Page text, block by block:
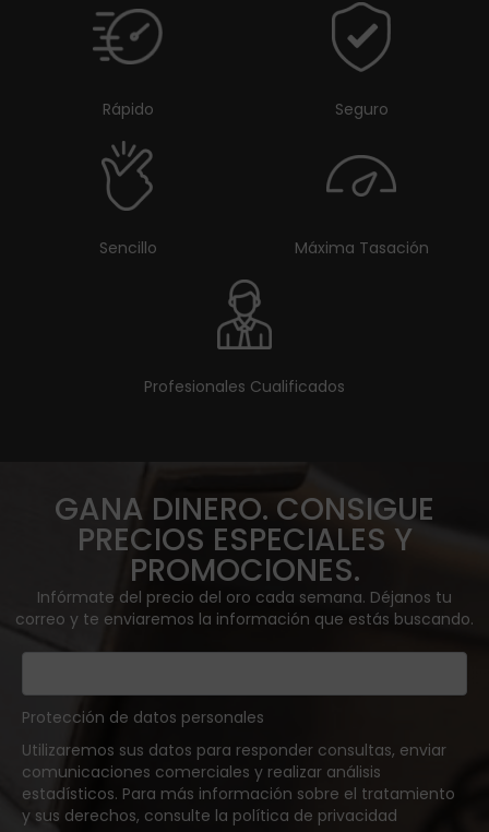
Rápido Seguro
Sencillo Máxima Tasación
Profesionales Cualificados
GANA DINERO. CONSIGUE
PRECIOS ESPECIALES Y
PROMOCIONES.
Infórmate del precio del oro cada semana. Déjanos tu
correo y te enviaremos la información que estás buscando.
Protección de datos personales
Utilizaremos sus datos para responder consultas, enviar
comunicaciones comerciales y realizar análisis
estadísticos. Para más información sobre el tratamiento
y sus derechos, consulte la política de privacidad